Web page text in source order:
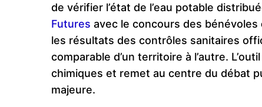
de vérifier l’état de l’eau potable
Futures avec le concours des
les résultats des contrôles sanitaires
comparable d’un territoire à l’autre.
chimiques et remet au centre du débat
majeure.